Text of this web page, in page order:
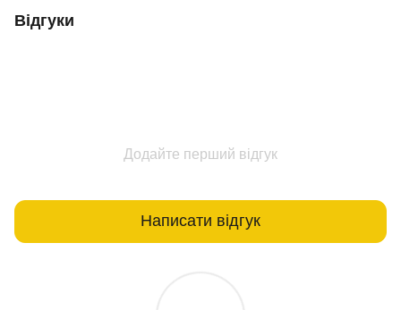
Відгуки
Додайте перший відгук
Написати відгук